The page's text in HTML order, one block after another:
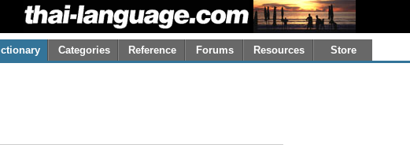
Categories Reference Forums Resources Store